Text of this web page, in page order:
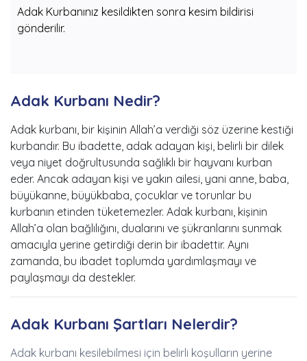
Adak Kurbanınız kesildikten sonra kesim bildirisi
gönderilir.
Adak Kurbanı Nedir?
Adak kurbanı, bir kişinin Allah’a verdiği söz üzerine kestiği
kurbandır. Bu ibadette, adak adayan kişi, belirli bir dilek
veya niyet doğrultusunda sağlıklı bir hayvanı kurban
eder. Ancak adayan kişi ve yakın ailesi, yani anne, baba,
büyükanne, büyükbaba, çocuklar ve torunlar bu
kurbanın etinden tüketemezler. Adak kurbanı, kişinin
Allah’a olan bağlılığını, dualarını ve şükranlarını sunmak
amacıyla yerine getirdiği derin bir ibadettir. Aynı
zamanda, bu ibadet toplumda yardımlaşmayı ve
paylaşmayı da destekler.
Adak Kurbanı Şartları Nelerdir?
Adak kurbanı kesilebilmesi için belirli koşulların yerine